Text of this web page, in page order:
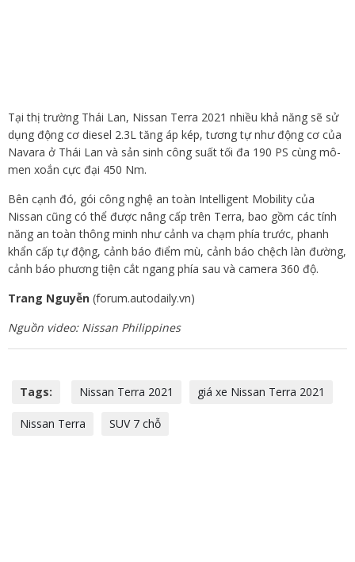
Tại thị trường Thái Lan, Nissan Terra 2021 nhiều khả năng sẽ sử
dụng động cơ diesel 2.3L tăng áp kép, tương tự như động cơ của
Navara ở Thái Lan và sản sinh công suất tối đa 190 PS cùng mô-
men xoắn cực đại 450 Nm.
Bên cạnh đó, gói công nghệ an toàn Intelligent Mobility của
Nissan cũng có thể được nâng cấp trên Terra, bao gồm các tính
năng an toàn thông minh như cảnh va chạm phía trước, phanh
khẩn cấp tự động, cảnh báo điểm mù, cảnh báo chệch làn đường,
cảnh báo phương tiện cắt ngang phía sau và camera 360 độ.
Trang Nguyễn (forum.autodaily.vn)
Nguồn video: Nissan Philippines
Tags: Nissan Terra 2021 giá xe Nissan Terra 2021
Nissan Terra SUV 7 chỗ